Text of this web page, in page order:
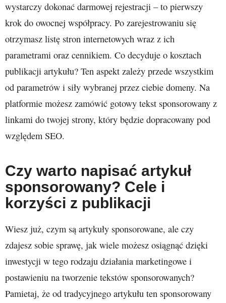
wystarczy dokonać darmowej rejestracji – to pierwszy
krok do owocnej współpracy. Po zarejestrowaniu się
otrzymasz listę stron internetowych wraz z ich
parametrami oraz cennikiem. Co decyduje o kosztach
publikacji artykułu? Ten aspekt zależy przede wszystkim
od parametrów i siły wybranej przez ciebie domeny. Na
platformie możesz zamówić gotowy tekst sponsorowany z
linkami do twojej strony, który będzie dopracowany pod
względem SEO.
Czy warto napisać artykuł
sponsorowany? Cele i
korzyści z publikacji
Wiesz już, czym są artykuły sponsorowane, ale czy
zdajesz sobie sprawę, jak wiele możesz osiągnąć dzięki
inwestycji w tego rodzaju działania marketingowe i
postawieniu na tworzenie tekstów sponsorowanych?
Pamietaj, że od tradycyjnego artykułu ten sponsorowany